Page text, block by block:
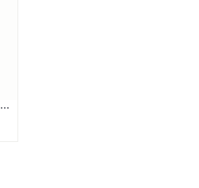
７日でできるキャラクター創作入門